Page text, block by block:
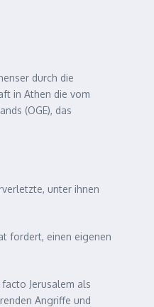
durch die
in Athen die vom
(OGE), das
unter ihnen
fordert, einen eigenen
Jerusalem als
Angriffe und